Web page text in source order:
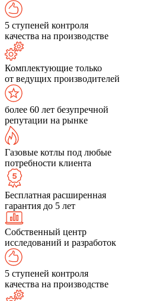
5 ступеней контроля
качества на производстве
Комплектующие только
от ведущих производителей
более 60 лет безупречной
репутации на рынке
Газовые котлы под любые
потребности клиента
Бесплатная расширенная
гарантия до 5 лет
Собственный центр
исследований и разработок
5 ступеней контроля
качества на производстве